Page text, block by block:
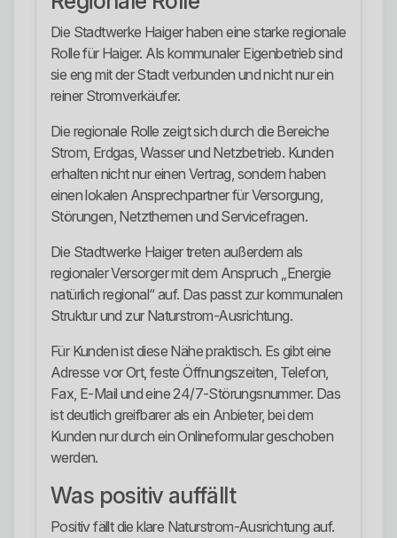
Die Stadtwerke Haiger haben eine starke regionale
Rolle für Haiger. Als kommunaler Eigenbetrieb sind
sie eng mit der Stadt verbunden und nicht nur ein
reiner Stromverkäufer.
Die regionale Rolle zeigt sich durch die Bereiche
Strom, Erdgas, Wasser und Netzbetrieb. Kunden
erhalten nicht nur einen Vertrag, sondern haben
einen lokalen Ansprechpartner für Versorgung,
Störungen, Netzthemen und Servicefragen.
Die Stadtwerke Haiger treten außerdem als
regionaler Versorger mit dem Anspruch „Energie
natürlich regional“ auf. Das passt zur kommunalen
Struktur und zur Naturstrom-Ausrichtung.
Für Kunden ist diese Nähe praktisch. Es gibt eine
Adresse vor Ort, feste Öffnungszeiten, Telefon,
Fax, E-Mail und eine 24/7-Störungsnummer. Das
ist deutlich greifbarer als ein Anbieter, bei dem
Kunden nur durch ein Onlineformular geschoben
werden.
Was positiv auffällt
Positiv fällt die klare Naturstrom-Ausrichtung auf.